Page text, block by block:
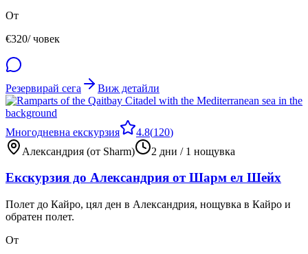
От
€320/ човек
Резервирай сега Виж детайли
Многодневна екскурзия 4.8(120)
Александрия (от Sharm)
2 дни / 1 нощувка
Екскурзия до Александрия от Шарм ел Шейх
Полет до Кайро, цял ден в Александрия, нощувка в Кайро и
обратен полет.
От